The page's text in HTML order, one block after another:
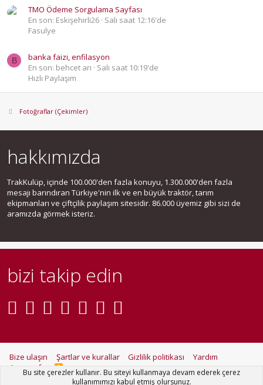
TMO Ödeme Sorgulama Sayfası
En son: Eskişehirli26 Salı saat 12:16'de
Fasulye
B
banka faizi, enfilasyon
En son: behcet arı
Salı saat 10:19'de
Hızlı Paylaşım
Fotoğraflar (Çekimler)
hakkımızda
TrakKulüp, içinde 100.000'den fazla konuyu, 1.300.000'den fazla
mesajı barındıran Türkiye'nin ilk ve en büyük traktör, tarım
ekipmanları ve çiftçilik paylaşım sitesidir. 86.000 üyemiz gibi sizi de
aramızda görmek isteriz.
bizi takip edin
Bize ulaşın Şartlar ve kurallar Gizlilik politikası
Yardım
Ana sayfa
R
S
Bu site çerezler kullanır. Bu siteyi kullanmaya devam ederek çerez
kullanımımızı kabul etmiş olursunuz.